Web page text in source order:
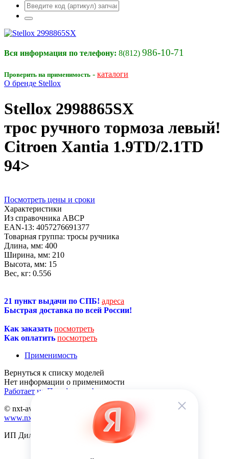
Вся информация по телефону: 8(812) 986-10-71
Проверить на применимость - каталоги
О бренде Stellox
Stellox 2998865SX
трос ручного тормоза левый!
Citroen Xantia 1.9TD/2.1TD
94>
Посмотреть цены и сроки
Характеристики
Из справочника ABCP
EAN-13: 4057276691377
Товарная группа: тросы ручника
Длина, мм: 400
Ширина, мм: 210
Высота, мм: 15
Вес, кг: 0.556
21 пункт выдачи по СПБ! адреса
Быстрая доставка по всей России!
Как заказать посмотреть
Как оплатить посмотреть
Применимость
Нет информации о применимости
Работает на Платформе abcp.ru
© nxt-avto.ru 2012 - 2026
www.nxt-avto.ru
ИП Диланчян Т.Л.